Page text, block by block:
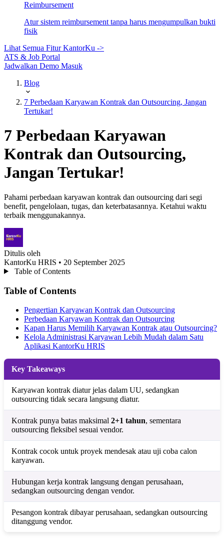
Reimbursement
Atur sistem reimbursement tanpa harus mengumpulkan bukti
fisik
Lihat Semua Fitur KantorKu ->
ATS & Job Portal
Jadwalkan Demo Masuk
Blog
7 Perbedaan Karyawan Kontrak dan Outsourcing, Jangan
Tertukar!
7 Perbedaan Karyawan
Kontrak dan Outsourcing,
Jangan Tertukar!
Pahami perbedaan karyawan kontrak dan outsourcing dari segi
benefit, pengelolaan, tugas, dan keterbatasannya. Ketahui waktu
terbaik menggunakannya.
Ditulis oleh
KantorKu HRIS • 20 September 2025
Table of Contents
Table of Contents
Pengertian Karyawan Kontrak dan Outsourcing
Perbedaan Karyawan Kontrak dan Outsourcing
Kapan Harus Memilih Karyawan Kontrak atau Outsourcing?
Kelola Administrasi Karyawan Lebih Mudah dalam Satu
Aplikasi KantorKu HRIS
Key Takeaways
Karyawan kontrak diatur jelas dalam UU, sedangkan
outsourcing tidak secara langsung diatur.
Kontrak punya batas maksimal 2+1 tahun, sementara
outsourcing fleksibel sesuai vendor.
Kontrak cocok untuk proyek mendesak atau uji coba calon
karyawan.
Hubungan kerja kontrak langsung dengan perusahaan,
sedangkan outsourcing dengan vendor.
Pesangon kontrak dibayar perusahaan, sedangkan outsourcing
ditanggung vendor.